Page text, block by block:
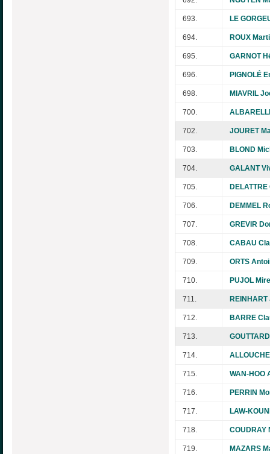
693. LE
694. ROUX
695. GARNOT
696. PIGNOLÉ
698. MIAVRIL
700.
702. JOURET
703. BLOND
704. GALANT
705.
706. DEMMEL
707. GREVIR
708. CABAU
709. ORTS
710. PUJOL
711.
712. BARRE
713.
714.
715. WAN-HOO
716. PERRIN
717. LAW-
718. COUDRAY
719. MAZARS